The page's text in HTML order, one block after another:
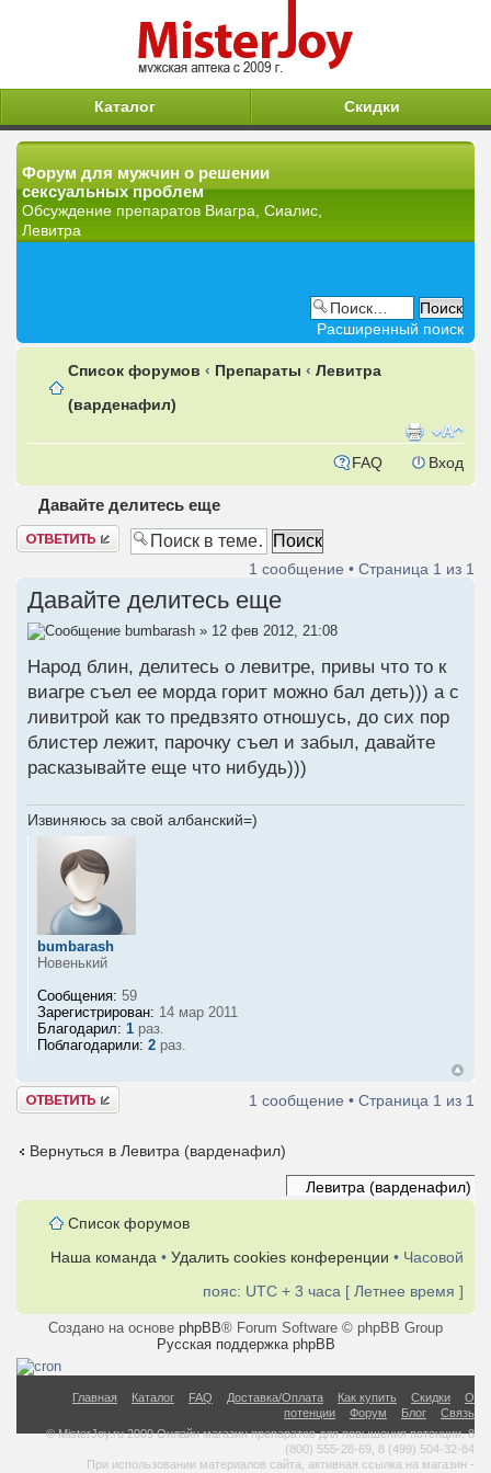
Каталог Скидки
Форум для мужчин о решении
сексуальных проблем
Обсуждение препаратов Виагра, Сиалис,
Левитра
Расширенный поиск
Список форумов ‹ Препараты ‹ Левитра
(варденафил)
FAQ Вход
Давайте делитесь еще
Ответить
1 сообщение • Страница 1 из 1
Давайте делитесь еще
bumbarash » 12 фев 2012, 21:08
Народ блин, делитесь о левитре, привы что то к
виагре съел ее морда горит можно бал деть))) а с
ливитрой как то предвзято отношусь, до сих пор
блистер лежит, парочку съел и забыл, давайте
расказывайте еще что нибудь)))
Извиняюсь за свой албанский=)
bumbarash
Новенький
Сообщения: 59
Зарегистрирован: 14 мар 2011
Благодарил: 1 раз.
Поблагодарили: 2 раз.
Ответить 1 сообщение • Страница 1 из 1
Вернуться в Левитра (варденафил)
Список форумов
Наша команда • Удалить cookies конференции • Часовой
пояс: UTC + 3 часа [ Летнее время ]
Создано на основе phpBB® Forum Software © phpBB Group
Русская поддержка phpBB
Главная Каталог FAQ Доставка/Оплата Как купить Скидки
О
потенции
Форум Блог
Связь
© MisterJoy.ru 2009 Онлайн магазин препаратов для повышения потенции. 8
(800) 555-28-69, 8 (499) 504-32-84
При использовании материалов сайта, активная ссылка на магазин -